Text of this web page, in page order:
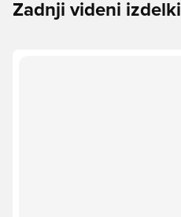
Zadnji videni izdelki